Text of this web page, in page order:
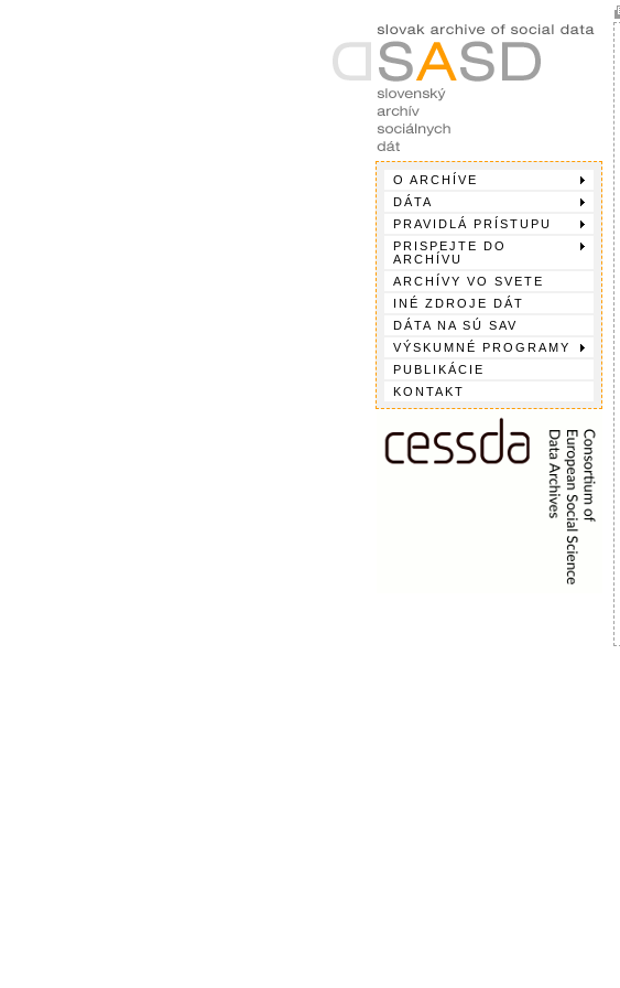
O ARCHÍVE
DÁTA
PRAVIDLÁ PRÍSTUPU
PRISPEJTE DO
ARCHÍVU
ARCHÍVY VO SVETE
INÉ ZDROJE DÁT
DÁTA NA SÚ SAV
VÝSKUMNÉ PROGRAMY
PUBLIKÁCIE
KONTAKT